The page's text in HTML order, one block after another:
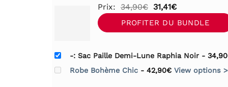
Prix: 34,90€ Le
prix
initial
34,90€.
31,41€Le
prix
actuel
31,41€.
PROFITER DU BUNDLE
-: Sac Paille Demi-Lune Raphia Noir - 34,90
Robe Bohème Chic - 42,90€ View options >